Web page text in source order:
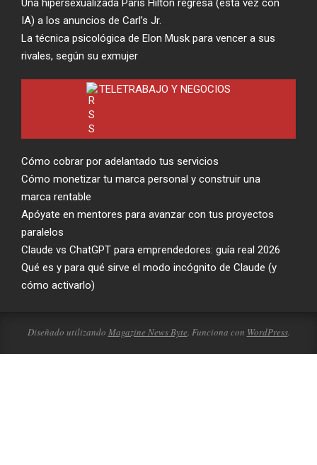
Una hipersexualizada Paris Hilton regresa (esta vez con
IA) a los anuncios de Carl’s Jr.
La técnica psicológica de Elon Musk para vencer a sus
rivales, según su exmujer
TELETRABAJO Y NEGOCIOS
Cómo cobrar por adelantado tus servicios
Cómo monetizar tu marca personal y construir una
marca rentable
Apóyate en mentores para avanzar con tus proyectos
paralelos
Claude vs ChatGPT para emprendedores: guía real 2026
Qué es y para qué sirve el modo incógnito de Claude (y
cómo activarlo)
Diseñado utilizando Magazine News Byte. Funciona con WordPress.